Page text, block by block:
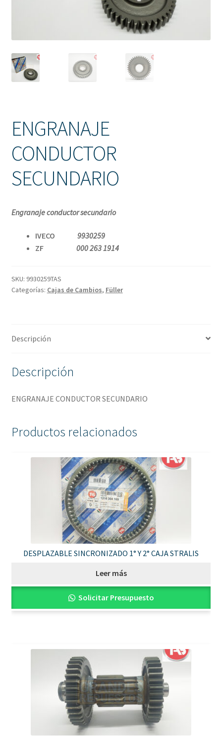
Tienda
ENGRANAJE
CONDUCTOR
SECUNDARIO
Engranaje conductor secundario
IVECO 9930259
ZF 000 263 1914
SKU: 9930259TAS
Categorías: Cajas de Cambios, Füller
Descripción
Descripción
ENGRANAJE CONDUCTOR SECUNDARIO
Productos relacionados
DESPLAZABLE SINCRONIZADO 1° Y 2° CAJA STRALIS
Leer más
Solicitar Presupuesto